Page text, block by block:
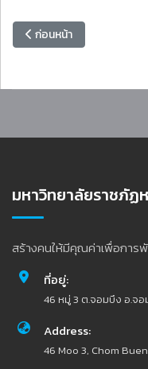
เนื้อหาก่อนหน้า: อธิการบดี
ก่อนหน้า
มหาวิทยาลัยราชภัฏ
สร้างคนให้มีคุณค่าเพื่อกา
ที่อยู่:
46 หมู่ 3 ต.จอมบึง อ.จอ
Address:
46 Moo 3, Chom